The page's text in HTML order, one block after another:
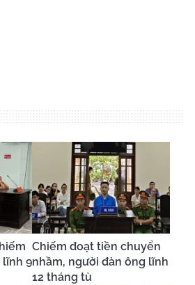
lĩnh 9
Chiếm đoạt tiền chuyển
nhầm, người đàn ông lĩnh
12 tháng tù